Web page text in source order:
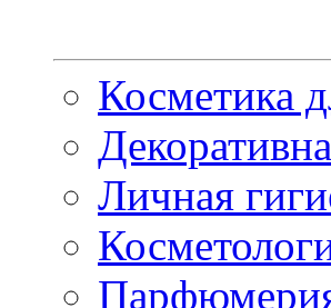
Косметика
Личная